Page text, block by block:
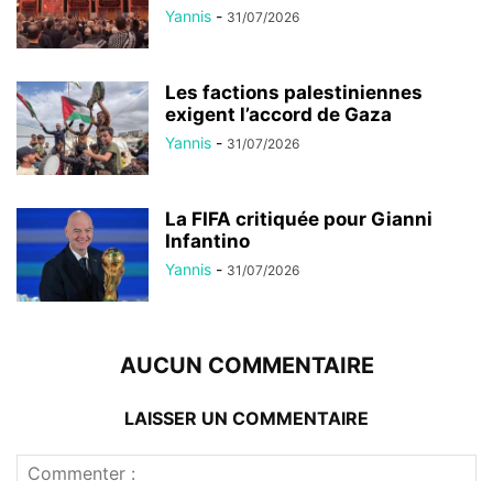
Yannis - 31/07/2026
Les factions palestiniennes
exigent l’accord de Gaza
Yannis - 31/07/2026
La FIFA critiquée pour Gianni
Infantino
Yannis - 31/07/2026
AUCUN COMMENTAIRE
LAISSER UN COMMENTAIRE